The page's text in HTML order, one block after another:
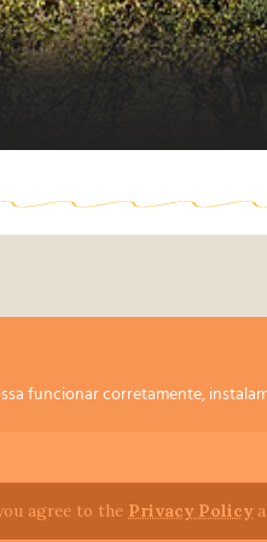
agree to the Privacy Policy
funcionar corretamente,